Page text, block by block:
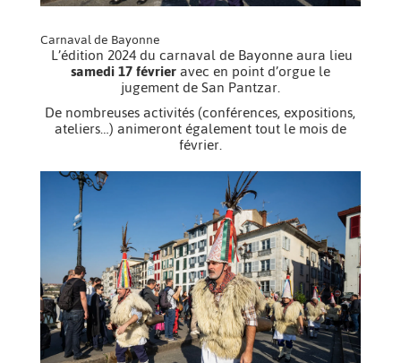
Carnaval de Bayonne
L’édition 2024 du carnaval deBayonneaura lieu
samedi 17 févrieravec en point d’orgue le
jugement de San Pantzar.
De nombreuses activités (conférences, expositions,
ateliers…) animeront également tout le mois de
février.